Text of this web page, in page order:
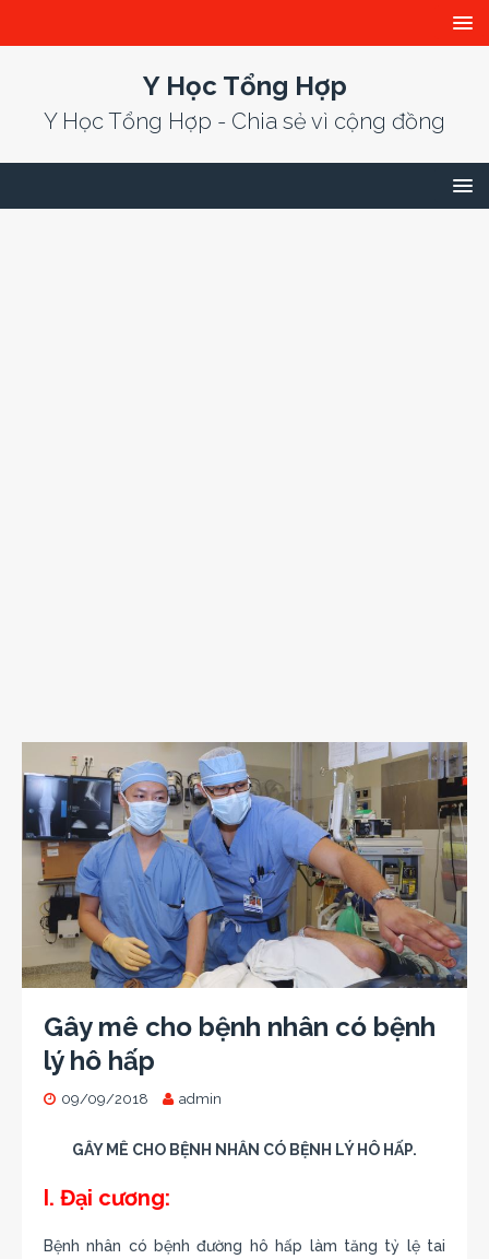
Y Học Tổng Hợp
Y Học Tổng Hợp - Chia sẻ vì cộng đồng
Gây mê cho bệnh nhân có bệnh
lý hô hấp
09/09/2018 admin
GÂY MÊ CHO BỆNH NHÂN CÓ BỆNH LÝ HÔ HẤP.
I. Đại cương:
Bệnh nhân có bệnh đường hô hấp làm tăng tỷ lệ tai